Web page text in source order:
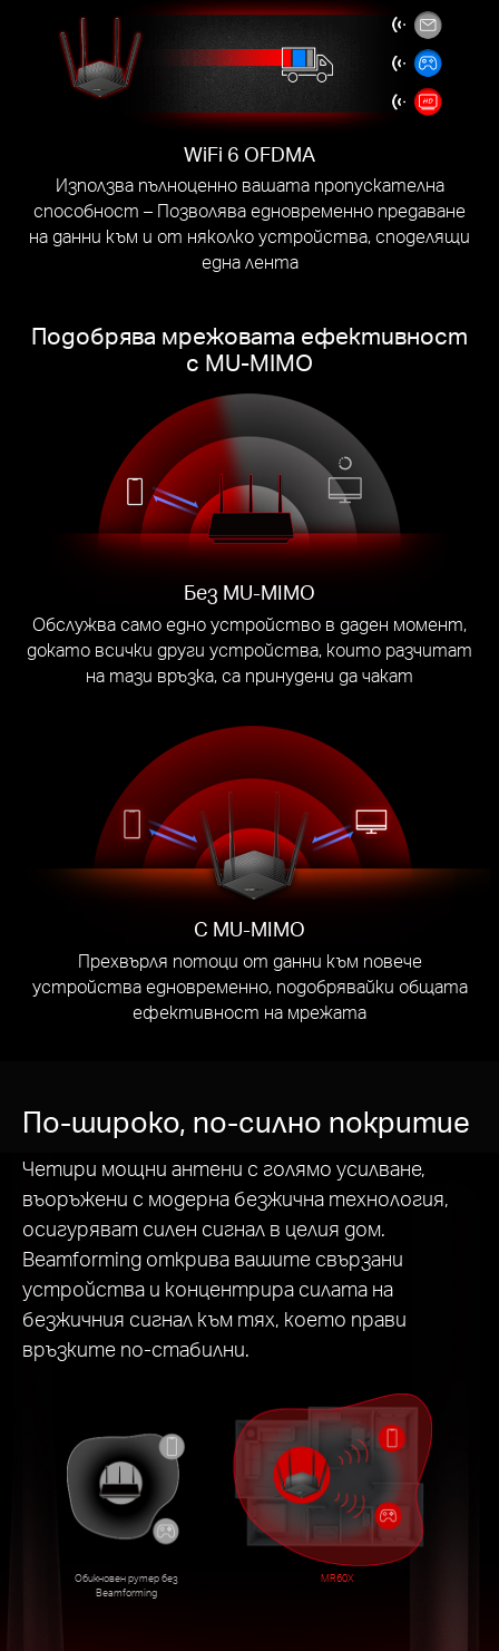
WiFi 6 OFDMA
Използва пълноценно вашата пропускателна
способност – Позволява едновременно предаване
на данни към и от няколко устройства, споделящи
една лента
Подобрява мрежовата ефективност
с MU-MIMO
Без MU-MIMO
Обслужва само едно устройство в даден момент,
докато всички други устройства, които разчитат
на тази връзка, са принудени да чакат
С MU-MIMO
Прехвърля потоци от данни към повече
устройства едновременно, подобрявайки общата
ефективност на мрежата
По-широко, по-силно покритие
Четири мощни антени с голямо усилване,
въоръжени с модерна безжична технология,
осигуряват силен сигнал в целия дом.
Beamforming открива вашите свързани
устройства и концентрира силата на
безжичния сигнал към тях, което прави
връзките по-стабилни.
Обикновен рутер без
Beamforming
MR60X